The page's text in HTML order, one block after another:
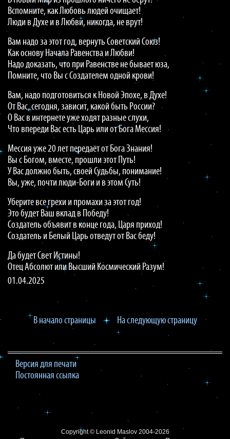
Вспомните, как Любовь людей очищает!
Люди в Духе и в Любви, никогда, не врут!
Вам надо за этот год, вернуть Советский Союз!
Как основу Начала Равенства и Любви!
Надо доказать, что при Равенстве не бывает юза,
Помните, что Вы с Создателем одной крови!
Вам, надо подготовиться к Новой Эпохе, в Духе!
От Вас, сегодня, зависит, какой быть России?
О Вас в интернете уже ходят разные слухи,
Что впереди Вас есть Царь или от Бога Мессия!
Мессия уже 20 лет передаёт от Бога Знания!
Вы с Богом, вместе, прошли этот Путь!
У Вас должно быть, своей Судьбы, понимание!
Вы, уже, почти люди-Боги и в этом Суть!
Уберите все грехи и промахи за этот год!
Это будет Ваш вклад в Победу!
Создатель объявит в конце года, Царя приход!
Создатель и Белый Царь отведут от Вас беду!
Да будет Свет Истины!
Отец Абсолют или Высший Космический Разум!
01.04.2025
В начало страницы На следующую страницу
Версия для печати
Постоянная ссылка
Copyright © Leonid Maslov2004-2026